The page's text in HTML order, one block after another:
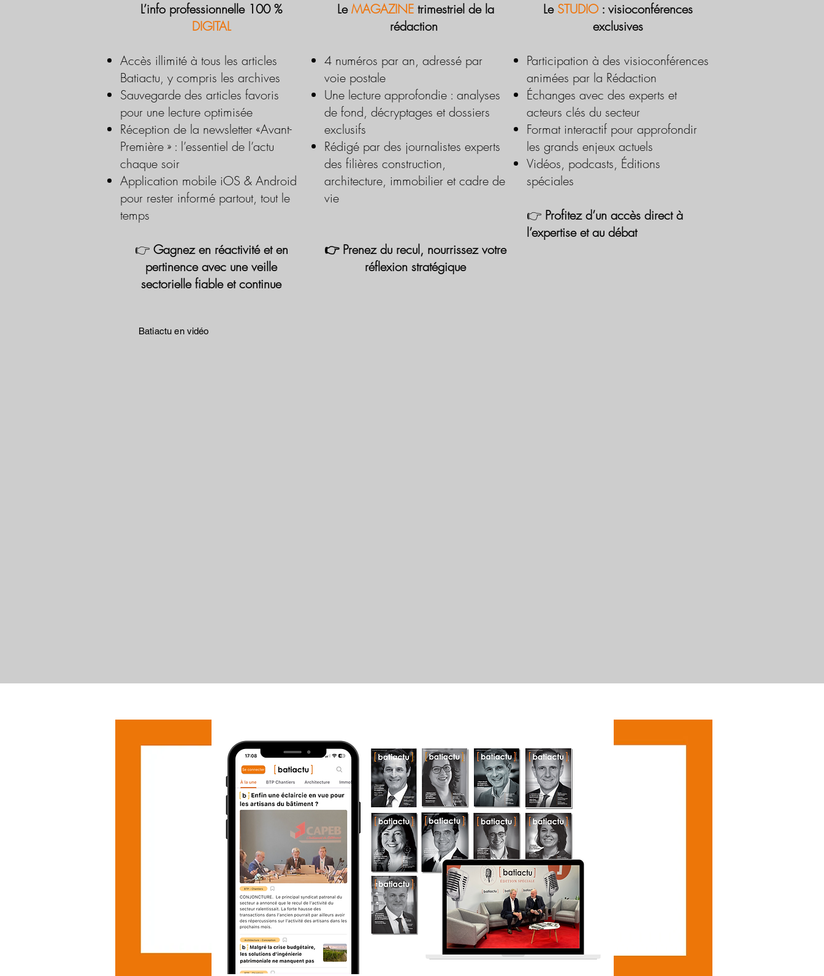
L’info professionnelle 100 %
DIGITAL
Accès illimité à tous les articles
Batiactu, y compris les archives
Sauvegarde des articles favoris
pour une lecture optimisée
Réception de la newsletter «Avant-
Première » : l’essentiel de l’actu
chaque soir
Application mobile iOS & Android
pour rester informé partout, tout le
temps
👉 Gagnez en réactivité et en
pertinence avec une veille
sectorielle fiable et continue
LeMAGAZINE trimestriel de la
rédaction
4 numéros par an, adressé par
voie postale
Une lecture approfondie : analyses
de fond, décryptages et dossiers
exclusifs
Rédigé par des journalistes experts
des filières construction,
architecture, immobilier et cadre de
vie
👉 Prenez du recul, nourrissez votre
réflexion stratégique
Le STUDIO : visioconférences
exclusives
Participation à des visioconférences
animées par la Rédaction
Échanges avec des experts et
acteurs clés du secteur
Format interactif pour approfondir
les grands enjeux actuels
Vidéos, podcasts, Éditions
spéciales
👉 Profitez d’un accès direct à
l’expertise et au débat
Batiactu en vidéo